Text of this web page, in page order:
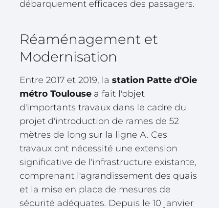
débarquement efficaces des passagers.
Réaménagement et
Modernisation
Entre 2017 et 2019, la station Patte d'Oie
métro Toulouse a fait l'objet
d'importants travaux dans le cadre du
projet d'introduction de rames de 52
mètres de long sur la ligne A. Ces
travaux ont nécessité une extension
significative de l'infrastructure existante,
comprenant l'agrandissement des quais
et la mise en place de mesures de
sécurité adéquates. Depuis le 10 janvier